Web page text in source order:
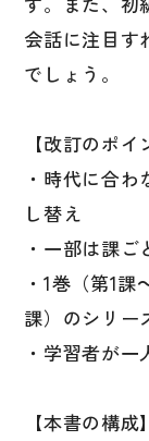
多言語社会・
言語の諸相
定期刊行物
会話に注目す
でしょう。
【改訂のポイ
・時代に合
し替え
・一部は課
・1巻（第1
課）のシリー
・学習者が
【本書の構成】